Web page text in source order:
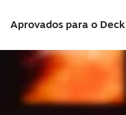
Aprovados para o Deck